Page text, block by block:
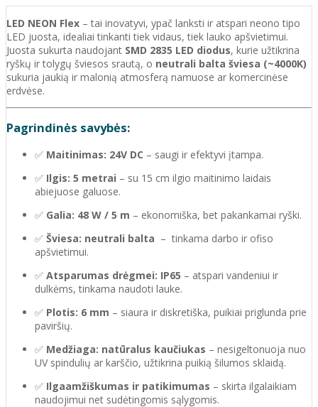
LED NEON Flex – tai inovatyvi, ypač lanksti ir atspari neono tipo
LED juosta, idealiai tinkanti tiek vidaus, tiek lauko apšvietimui.
Juosta sukurta naudojant SMD 2835 LED diodus, kurie užtikrina
ryškų ir tolygų šviesos srautą, o neutrali balta šviesa (~4000K)
sukuria jaukią ir malonią atmosferą namuose ar komercinėse
erdvėse.
Pagrindinės savybės:
✅ Maitinimas: 24V DC – saugi ir efektyvi įtampa.
✅ Ilgis: 5 metrai – su 15 cm ilgio maitinimo laidais
abiejuose galuose.
✅ Galia: 48 W / 5 m – ekonomiška, bet pakankamai ryški.
✅ Šviesa: neutrali balta – tinkama darbo ir ofiso
apšvietimui.
✅ Atsparumas drėgmei: IP65 – atspari vandeniui ir
dulkėms, tinkama naudoti lauke.
✅ Plotis: 6 mm – siaura ir diskretiška, puikiai priglunda prie
paviršių.
✅ Medžiaga: natūralus kaučiukas – nesigeltonuoja nuo
UV spindulių ar karščio, užtikrina puikią šilumos sklaidą.
✅ Ilgaamžiškumas ir patikimumas – skirta ilgalaikiam
naudojimui net sudėtingomis sąlygomis.